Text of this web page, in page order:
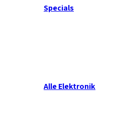
Specials
Alle Elektronik